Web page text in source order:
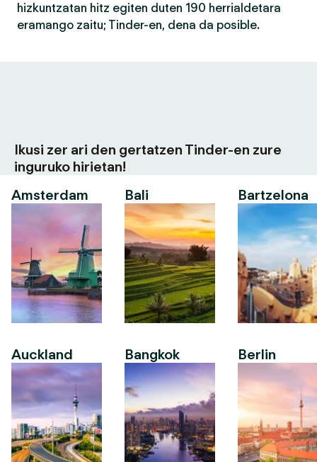
hizkuntzatan hitz egiten duten 190 herrialdetara
eramango zaitu; Tinder-en, dena da posible.
Ikusi zer ari den gertatzen Tinder-en zure
inguruko hirietan!
Amsterdam
Auckland
Bali
Bangkok
Bartzelona
Berlin